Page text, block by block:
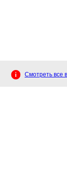
Смотреть все